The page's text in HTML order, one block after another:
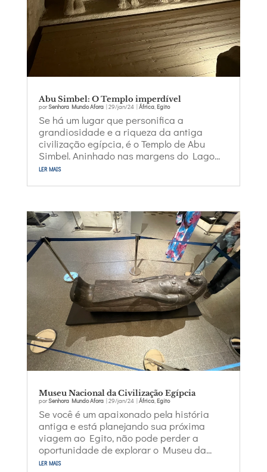
Abu Simbel: O Templo imperdível
porSenhora Mundo Afora| 29/jan/24| África, Egito
Se há um lugar que personifica a
grandiosidade e a riqueza da antiga
civilização egípcia, é o Templo de Abu
Simbel. Aninhado nas margens do Lago...
ler mais
Museu Nacional da Civilização Egípcia
porSenhora Mundo Afora| 29/jan/24| África, Egito
Se você é um apaixonado pela história
antiga e está planejando sua próxima
viagem ao Egito, não pode perder a
oportunidade de explorar o Museu da...
ler mais